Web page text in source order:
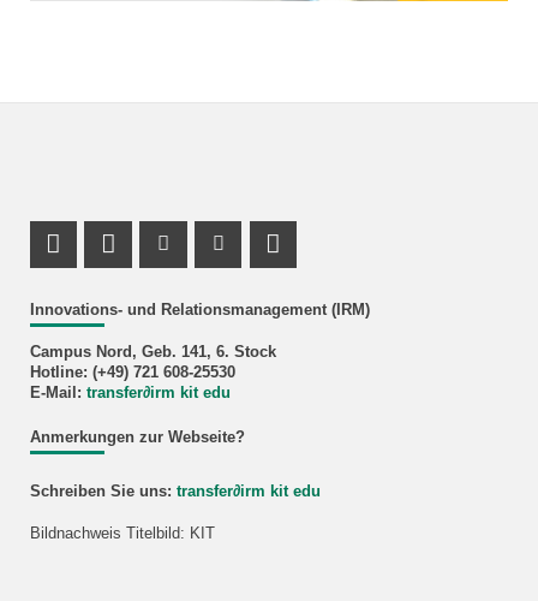
Innovations- und Relationsmanagement (IRM)
Campus Nord, Geb. 141, 6. Stock
Hotline: (+49) 721 608-25530
E-Mail: transfer∂irm kit edu
Anmerkungen zur Webseite?
Schreiben Sie uns: transfer∂irm kit edu
LinkedIn Profil
LinkedIn Profil
Instagram Profil
Youtube Profil
RSS-Feed
Bildnachweis Titelbild: KIT